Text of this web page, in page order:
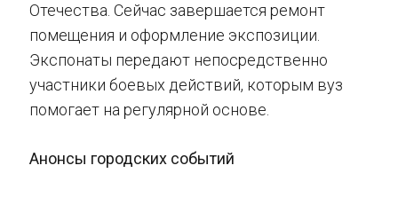
Отечества. Сейчас завершается ремонт
помещения и оформление экспозиции.
Экспонаты передают непосредственно
участники боевых действий, которым вуз
помогает на регулярной основе.
Анонсы городских событий